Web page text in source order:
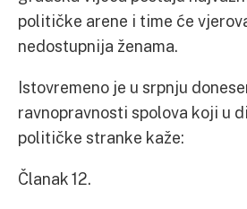
političke arene i time će
nedostupnija ženama.
Istovremeno je u srpnju
ravnopravnosti spolova koji u
političke stranke kaže:
Članak 12.